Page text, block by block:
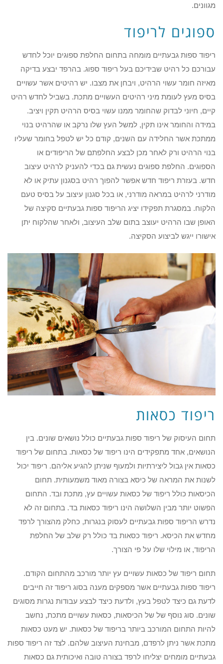
מגוונים.
ספוגים לריפוד
ריפוד ספות גבעתיים מומחה בתחום החלפת ספוגים יוכל לחדש
עבורכם כל רהיט שבידיכם בעל ריפוד ספוג. בהרפד יבצע בדיקה
מאיזה חומר עשוי הרהיט, ויבחן את מצבו. יש רהיטים אשר עשויים
בסיס מעץ לעומת מיני רהיטים העשויים מתכת. בשביל לחדש רהיט
קיים, חיוני לבדוק שהחומר ממנו עשוי בסיס הרהיט תקין ויציב.
במידה והחומר אינו תקין, למשל העץ שלו נרקב או שהרהיט בנוי
ממתכת אשר החלידה עם השנים, קודם כל יש לטפל בחומר שעליו
בנוי הרהיט ורק לאחר מכן לבצע החלפתם של הריפודים או
הספוגים. החלפת ספוגים נעשית גם בכדי להעניק לרהיט עיצוב
חדש. בעזרת ריפוד חדש אפשר להפוך רהיט בסגנון עתיק או לא
מודרני לרהיט במראה מודרני, או בכל סגנון עיצוב על בסיס טעם
הלקוח. במסגרת תפקידו יציג הריפוד ספות גבעתיים סקיצה של
האופן שבו הרהיט יעוצב בתום שלב העיצוב, ולאחר שהלקוח יתן
אישורו ייגש לביצוע הסקיצה.
ריפוד כסאות
תחום העיסוק של ריפוד ספות גבעתיים כולל נושאים שונים. בין
הנושאים, אחד מתפקידים הינו ריפוד של כסאות. בתחום של ריפוד
כסאות אין גבול ליצירתיות ולמעוף שניתן להגיע אליהם. ריפוד יכול
לשנות את המראה של כיסא בצורה מאוד משמעותית. תחום
הכיסאות כולל ריפוד של כסאות עשויים עץ, מתכת ובד. התחום
הפשוט יותר מבין השלושה הינו ריפוד כסאות בד. בתחום זה לא
נדרש הריפוד ספות גבעתיים לעסוק בנגרות, כחלק מהצורך לרפד
מחדש את הכיסא. ריפוד כסאות בד כולל רק שלב של החלפת
הריפוד, או מילוי שלו על פי הצורך.
תחום ריפוד של כסאות עשויים עץ יותר מורכב מהתחום הקודם.
ריפוד ספות גבעתיים אשר מספקים מענה בסוג ריפוד זה חייבים
לדעת גם כיצד לטפל בעץ, ולדעת כיצד לבצע עבודות נגרות מסוגים
שונים. סוג נוסף של של הכיסאות, כסאות עשויים מתכת, נחשב
להיות התחום המורכב ביותר בריפוד של כסאות. יש מעט כסאות
מתכת אשר ניתן לרפדם, מבחינת העיצוב שלהם. לצד זה ריפוד ספות
גבעתיים מומחים יצליחו לרפד בצורה טובה ואיכותית גם כסאות